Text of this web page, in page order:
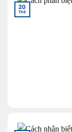
20
Th5